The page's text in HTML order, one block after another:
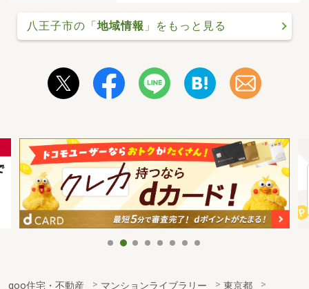
八王子市の「地域情報 」をもっと見る
goo住宅・不動産 マンションライブラリー
東京都